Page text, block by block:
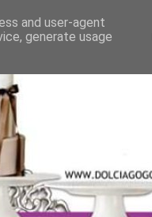
and user-agent
generate usage